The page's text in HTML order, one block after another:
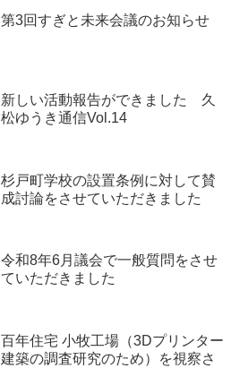
第3回すぎと未来会議のお知らせ
新しい活動報告ができました 久
松ゆうき通信Vol.14
杉戸町学校の設置条例に対して賛
成討論をさせていただきました
令和8年6月議会で一般質問をさせ
ていただきました
百年住宅 小牧工場（3Dプリンター
建築の調査研究のため）を視察さ